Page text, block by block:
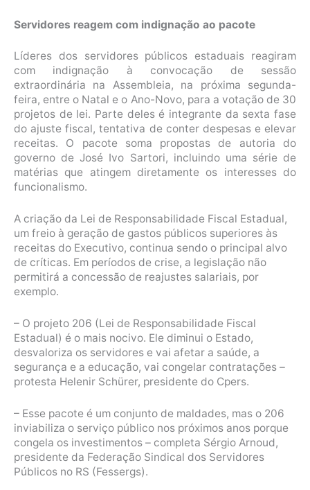
Servidores reagem com indignação ao pacote
Líderes dos servidores públicos estaduais reagiram
com indignação à convocação de sessão
extraordinária na Assembleia, na próxima segunda-
feira, entre o Natal e o Ano-Novo, para a votação de 30
projetos de lei. Parte deles é integrante da sexta fase
do ajuste fiscal, tentativa de conter despesas e elevar
receitas. O pacote soma propostas de autoria do
governo de José Ivo Sartori, incluindo uma série de
matérias que atingem diretamente os interesses do
funcionalismo.
A criação da Lei de Responsabilidade Fiscal Estadual,
um freio à geração de gastos públicos superiores às
receitas do Executivo, continua sendo o principal alvo
de críticas. Em períodos de crise, a legislação não
permitirá a concessão de reajustes salariais, por
exemplo.
– O projeto 206 (Lei de Responsabilidade Fiscal
Estadual) é o mais nocivo. Ele diminui o Estado,
desvaloriza os servidores e vai afetar a saúde, a
segurança e a educação, vai congelar contratações –
protesta Helenir Schürer, presidente do Cpers.
– Esse pacote é um conjunto de maldades, mas o 206
inviabiliza o serviço público nos próximos anos porque
congela os investimentos – completa Sérgio Arnoud,
presidente da Federação Sindical dos Servidores
Públicos no RS (Fessergs).